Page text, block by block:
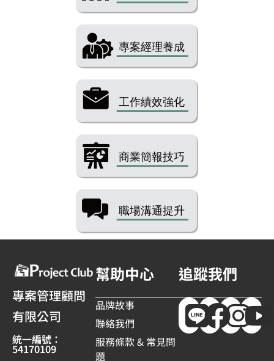
專案管理顧問
有限公司
統一編號：
54170109
幫助中心
品牌故事
聯絡我們
服務條款 & 常見問
題
追蹤我們